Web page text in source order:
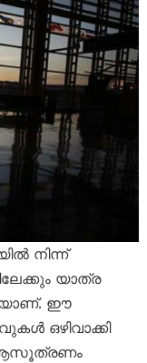
നിന്ന്
യാത്ര
ഈ
ഒഴിവാക്കി
ആസൂത്രണം